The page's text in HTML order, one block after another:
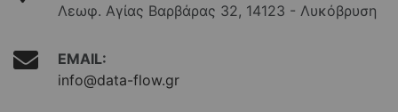
Λεωφ. Αγίας Βαρβάρας 32, 14123 - Λυκόβρυση
EMAIL:
info@data-flow.gr